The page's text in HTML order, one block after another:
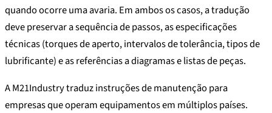
quando ocorre uma avaria. Em ambos os casos, a tradução
deve preservar a sequência de passos, as especificações
técnicas (torques de aperto, intervalos de tolerância, tipos de
lubrificante) e as referências a diagramas e listas de peças.
A M21Industry traduz instruções de manutenção para
empresas que operam equipamentos em múltiplos países.